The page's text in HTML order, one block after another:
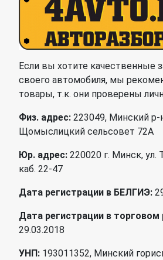
Если вы хотите качественные
своего автомобиля, мы
товары, т.к. они проверены
Физ. адрес: 223049, Минский р-
Щомыслицкий сельсовет 72А
Юр. адрес: 220020 г. Минск, ул.
каб. 22-47
Дата регистрации в БЕЛГИЭ:
Дата регистрации в торговом
29.03.2018
УНП: 193011352, Минский